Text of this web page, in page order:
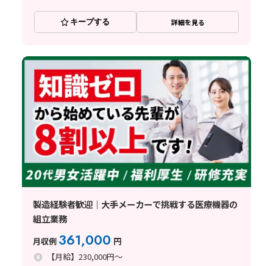
キープする 詳細を見る
製造経験者歓迎｜大手メーカーで挑戦する医療機器の
組立業務
月収例 361,000 円
【月給】230,000円～